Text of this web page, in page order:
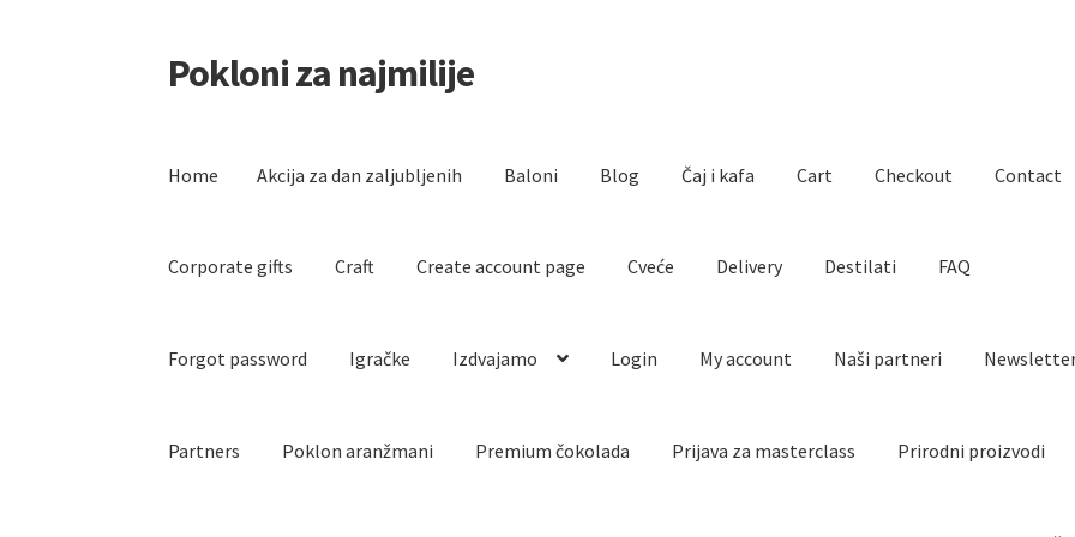
Skip
to
Skip
to
Pokloni za najmilije
Home Akcija za dan zaljubljenih Baloni Blog Čaj i kafa Cart Checkout Contact
Corporate gifts Craft Create account page Cveće Delivery Destilati FAQ
Forgot password Igračke Izdvajamo Login My account Naši partneri
Partners Poklon aranžmani Premium čokolada Prijava za masterclass Prirodni proizvodi